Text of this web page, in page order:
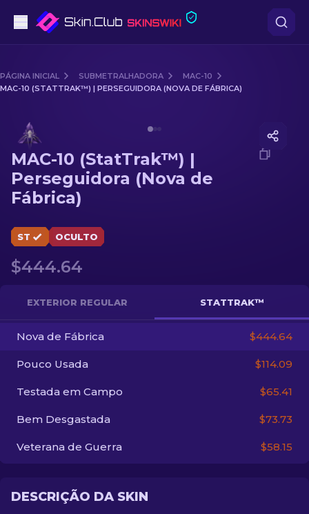
Nível intermédio
Rifles de Precisão
Facas
Luvas
Caixas
Outro
PT-BR
PÁGINA INICIAL SUBMETRALHADORA
MAC-10
MAC-10 (STATTRAK™) | PERSEGUIDORA (NOVA DE FÁBRICA)
MAC-10 (StatTrak™) |
Perseguidora (Nova de
Fábrica)
ST OCULTO
$444.64
EXTERIOR REGULAR STATTRAK™
Nova de Fábrica $444.64
Pouco Usada $114.09
Testada em Campo $65.41
Bem Desgastada $73.73
Veterana de Guerra $58.15
DESCRIÇÃO DA SKIN